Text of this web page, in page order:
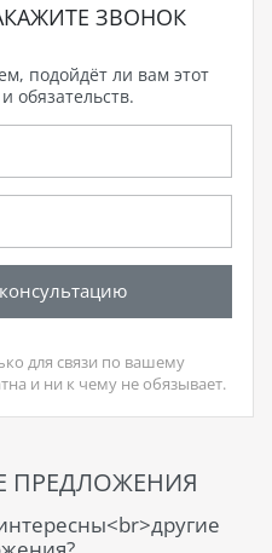
ЗВОНОК
подойдёт ли вам этот
обязательств.
для связи по вашему
и ни к чему не обязывает.
ПРЕДЛОЖЕНИЯ